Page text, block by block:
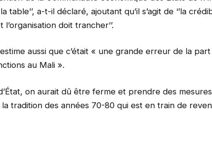
table’’, a-t-il déclaré, ajoutant qu’il s’agit de ‘’la
doit trancher’’.
aussi que c’était « une grande erreur de la
au Mali ».
on aurait dû être ferme et prendre des
la tradition des années 70-80 qui est en train de